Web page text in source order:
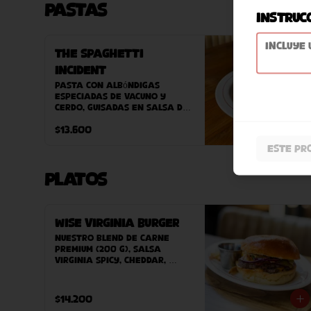
Pastas
The Spaghetti
Incident
Pasta con albóndigas
especiadas de vacuno y
cerdo, guisadas en salsa de
$13.600
Platos
Wise Virginia Burger
Nuestro blend de carne
premium (200 g), salsa
Virginia Spicy, cheddar,
hecho en casa. Acompañado
de papas fritas caseras.
$14.200
Este